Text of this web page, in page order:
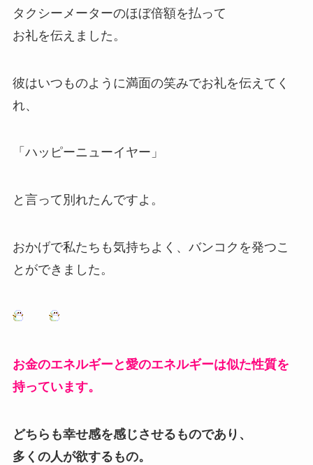
タクシーメーターのほぼ倍額を払って
お礼を伝えました。
彼はいつものように満面の笑みでお礼を伝えてく
れ、
「ハッピーニューイヤー」
と言って別れたんですよ。
おかげで私たちも気持ちよく、バンコクを発つこ
とができました。
お金のエネルギーと愛のエネルギーは似た性質を
持っています。
どちらも幸せ感を感じさせるものであり、
多くの人が欲するもの。